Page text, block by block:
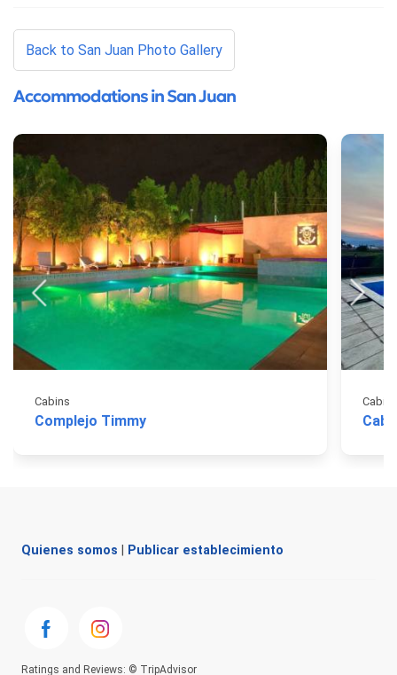
Back to San Juan Photo Gallery
Accommodations in San Juan
Cabins
Complejo Timmy
Cabins
Quienes somos Publicar establecimiento
Ratings and Reviews: © TripAdvisor